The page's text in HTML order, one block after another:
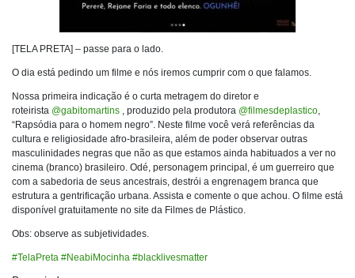
[TELA PRETA] – passe para o lado.
O dia está pedindo um filme e nós iremos cumprir com o que falamos.
Nossa primeira indicação é o curta metragem do diretor e
roteirista @gabitomartins , produzido pela produtora @filmesdeplastico,
“Rapsódia para o homem negro”. Neste filme você verá referências da
cultura e religiosidade afro-brasileira, além de poder observar outras
masculinidades negras que não as que estamos ainda habituados a ver no
cinema (branco) brasileiro. Odé, personagem principal, é um guerreiro que
com a sabedoria de seus ancestrais, destrói a engrenagem branca que
estrutura a gentrificação urbana. Assista e comente o que achou. O filme está
disponível gratuitamente no site da Filmes de Plástico.
Obs: observe as subjetividades.
#TelaPreta #NeabiMocinha #blacklivesmatter